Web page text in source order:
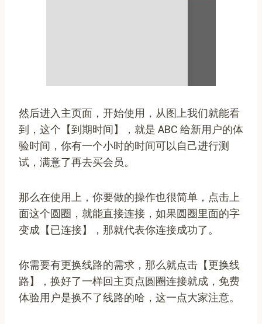
然后进入主页面，开始使用，从图上我们就能看
到，这个【到期时间】，就是 ABC 给新用户的体
验时间，你有一个小时的时间可以自己进行测
试，满意了再去买会员。
那么在使用上，你要做的操作也很简单，点击上
面这个圆圈，就能直接连接，如果圆圈里面的字
变成【已连接】，那就代表你连接成功了。
你需要有更换线路的需求，那么就点击【更换线
路】，换好了一样回主页点圆圈连接就成，免费
体验用户是换不了线路的哈，这一点大家注意。